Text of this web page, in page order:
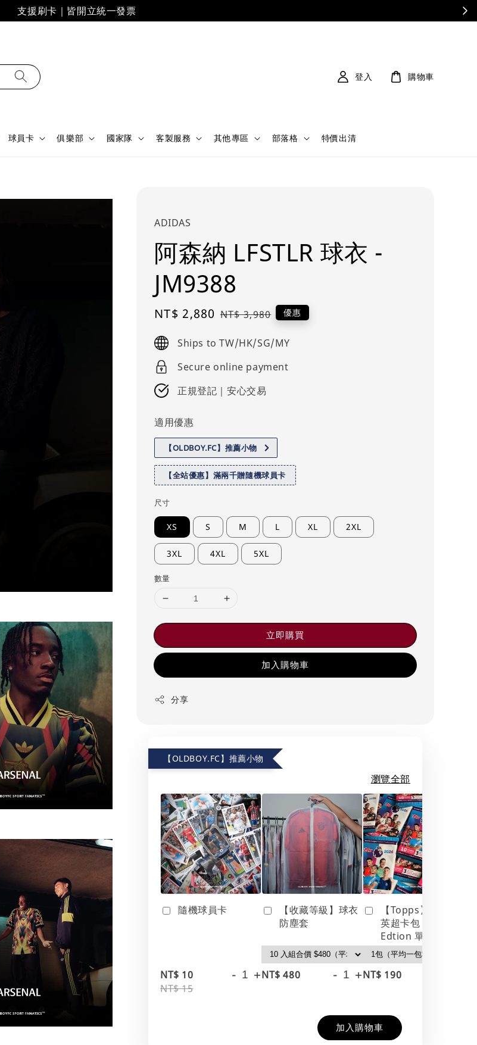
支援刷卡｜皆開立統一發票
球員卡 俱樂部 國家隊 客製服務 其他專區 部落格 特價出清
登入 購物車
ADIDAS
阿森納 LFSTLR 球衣 -
JM9388
Sale
NT$ 2,880 Regular
NT$ 3,980 優惠
Ships to TW/HK/SG/MY
Secure online payment
正規登記｜安心交易
適用優惠
【OLDBOY.FC】推薦小物
【全站優惠】滿兩千贈隨機球員卡
尺寸
XS S M L XL 2XL
3XL 4XL 5XL
數量
立即購買
加入購物車
分享
【OLDBOY.FC】推薦小物
瀏覽全部
隨機球員卡
NT$ 10
NT$ 15
- +
【收藏等級】球衣
防塵套
NT$ 480 - +
【Topps】25/26
英超卡包 Debut
Edtion 單包
NT$ 190
加入購物車